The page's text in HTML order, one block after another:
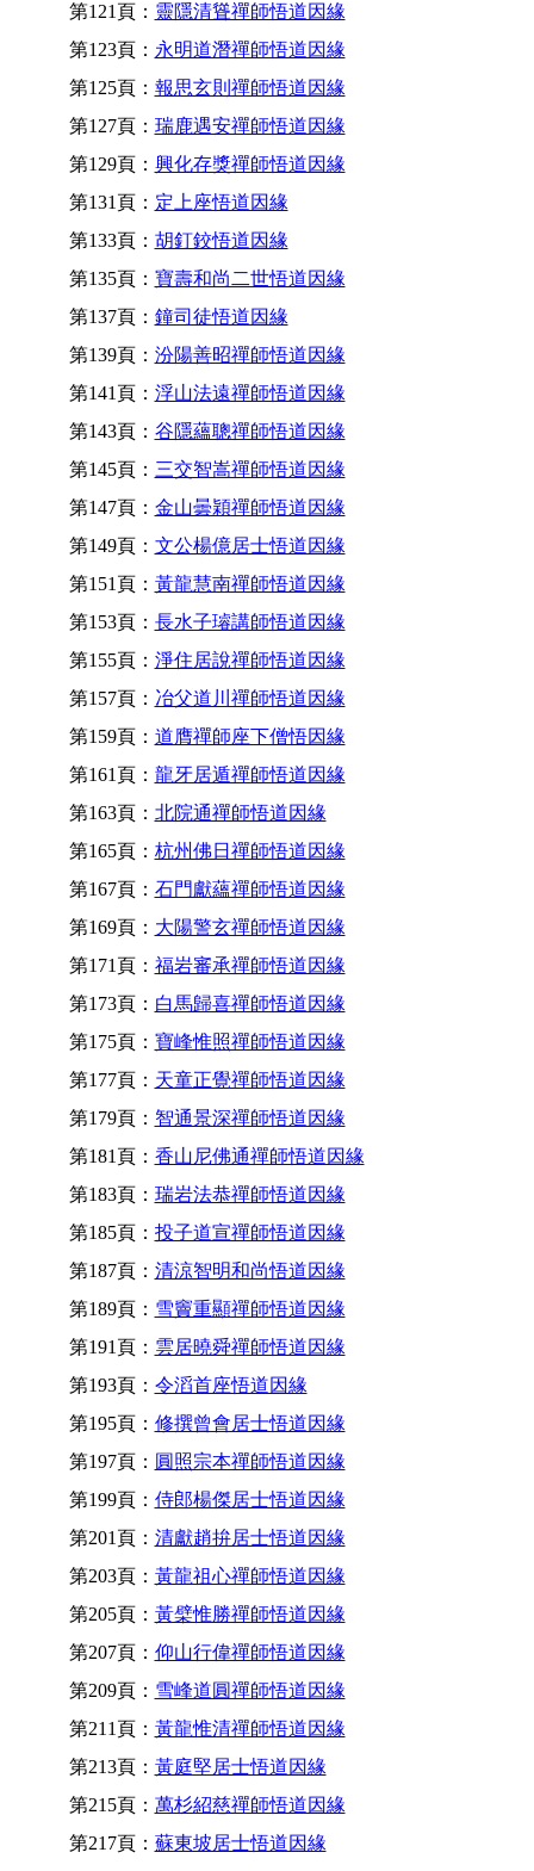
第121頁： 靈隱清聳禪師悟道因緣
第123頁： 永明道潛禪師悟道因緣
第125頁： 報思玄則禪師悟道因緣
第127頁： 瑞鹿遇安禪師悟道因緣
第129頁： 興化存獎禪師悟道因緣
第131頁： 定上座悟道因緣
第133頁： 胡釘鉸悟道因緣
第135頁： 寶壽和尚二世悟道因緣
第137頁： 鐘司徒悟道因緣
第139頁： 汾陽善昭禪師悟道因緣
第141頁： 浮山法遠禪師悟道因緣
第143頁： 谷隱蘊聰禪師悟道因緣
第145頁： 三交智嵩禪師悟道因緣
第147頁： 金山曇穎禪師悟道因緣
第149頁： 文公楊億居士悟道因緣
第151頁： 黃龍慧南禪師悟道因緣
第153頁： 長水子璿講師悟道因緣
第155頁： 淨住居說禪師悟道因緣
第157頁： 冶父道川禪師悟道因緣
第159頁： 道膺禪師座下僧悟因緣
第161頁： 龍牙居遁禪師悟道因緣
第163頁： 北院通禪師悟道因緣
第165頁： 杭州佛日禪師悟道因緣
第167頁： 石門獻蘊禪師悟道因緣
第169頁： 大陽警玄禪師悟道因緣
第171頁： 福岩審承禪師悟道因緣
第173頁： 白馬歸喜禪師悟道因緣
第175頁： 寶峰惟照禪師悟道因緣
第177頁： 天童正覺禪師悟道因緣
第179頁： 智通景深禪師悟道因緣
第181頁： 香山尼佛通禪師悟道因緣
第183頁： 瑞岩法恭禪師悟道因緣
第185頁： 投子道宣禪師悟道因緣
第187頁： 清涼智明和尚悟道因緣
第189頁： 雪竇重顯禪師悟道因緣
第191頁： 雲居曉舜禪師悟道因緣
第193頁： 令滔首座悟道因緣
第195頁： 修撰曾會居士悟道因緣
第197頁： 圓照宗本禪師悟道因緣
第199頁： 侍郎楊傑居士悟道因緣
第201頁： 清獻趙拚居士悟道因緣
第203頁： 黃龍祖心禪師悟道因緣
第205頁： 黃檗惟勝禪師悟道因緣
第207頁： 仰山行偉禪師悟道因緣
第209頁： 雪峰道圓禪師悟道因緣
第211頁： 黃龍惟清禪師悟道因緣
第213頁： 黃庭堅居士悟道因緣
第215頁： 萬杉紹慈禪師悟道因緣
第217頁： 蘇東坡居士悟道因緣